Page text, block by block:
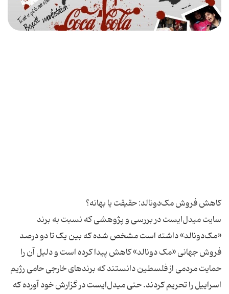
سایت میدل‌ایست در بررسی و پژوهشی که نسبت به برند
«مک‌دونالد» داشته است مشخص شده که بین یک تا دو درصد
فروش جهانی «مک دونالد» کاهش پیدا کرده است و دلیل آن را
حمایت مردمی از فلسطین دانستند که برندهای خارجی حامی رژیم
اسراییل را تحریم کردند. حتی میدل‌ایست در گزارش خود آورده که